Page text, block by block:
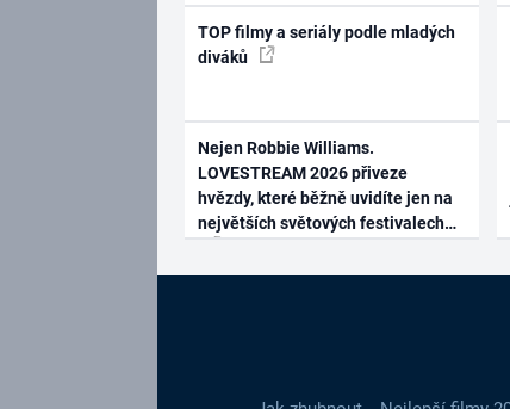
TOP filmy a seriály podle mladých
diváků
Nejen Robbie Williams.
LOVESTREAM 2026 přiveze
hvězdy, které běžně uvidíte jen na
největších světových festivalech